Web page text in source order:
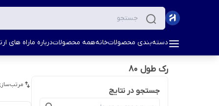
دسته‌بندی محصولاتخانههمه محصولاتدرباره ماراه های
رک طول 80
جستجو در نتایج